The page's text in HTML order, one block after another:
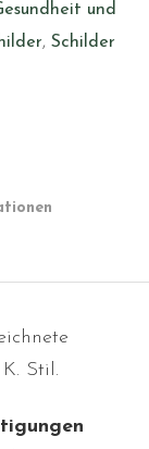
und
,Schilder
Stil.